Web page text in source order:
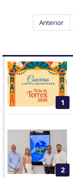
Anterior
1
2